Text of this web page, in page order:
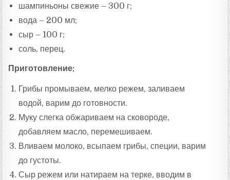
шампиньоны свежие – 300 г;
вода – 200 мл;
сыр – 100 г;
соль, перец.
Приготовление:
Грибы промываем, мелко режем, заливаем
водой, варим до готовности.
Муку слегка обжариваем на сковороде,
добавляем масло, перемешиваем.
Вливаем молоко, всыпаем грибы, специи, варим
до густоты.
Сыр режем или натираем на терке, вводим в